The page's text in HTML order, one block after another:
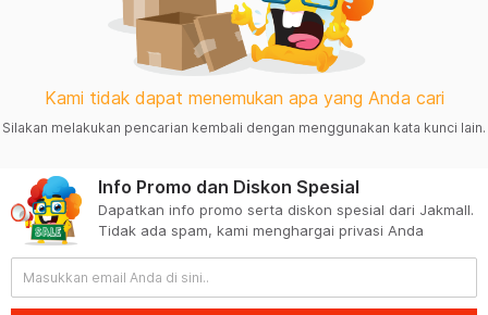
Kami tidak dapat menemukan apa yang Anda cari
Silakan melakukan pencarian kembali dengan menggunakan kata kunci lain.
Info Promo dan Diskon Spesial
Dapatkan info promo serta diskon spesial dari Jakmall.
Tidak ada spam, kami menghargai privasi Anda